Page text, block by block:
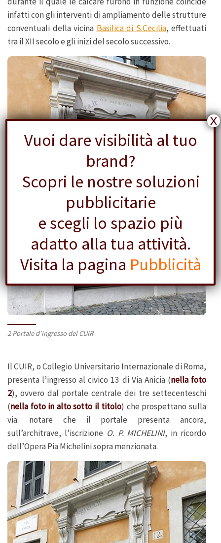
infatti con gli interventi di ampliamento delle strutture
conventuali della vicina Basilica di S.Cecilia, effettuati
tra il XII secolo e gli inizi del secolo successivo.
2 Portale d’ingresso del CUIR
Il CUIR, o Collegio Universitario Internazionale di Roma,
presenta l’ingresso al civico 13 di Via Anicia (nella foto
2), ovvero dal portale centrale dei tre settecenteschi
(nella foto in alto sotto il titolo) che prospettano sulla
via: notare che il portale presenta ancora,
sull’architrave, l’iscrizione O. P. MICHELINI, in ricordo
dell’Opera Pia Michelini sopra menzionata.
Vuoi dare visibilità al tuo
brand?
Scopri le nostre soluzioni
pubblicitarie
e scegli lo spazio più
adatto alla tua attività.
Visita la pagina Pubblicità
X